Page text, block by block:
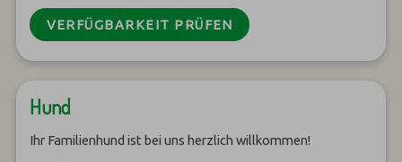
VERFÜGBARKEIT PRÜFEN
Hund
Ihr Familienhund ist bei uns herzlich willkommen!